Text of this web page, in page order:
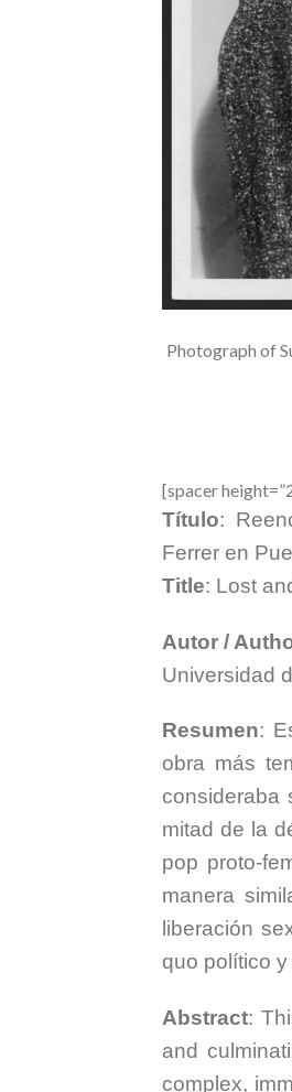
Photograph of
[spacer
Título:
Ferrer en
Title: Lost
Autor /
Universidad
Resumen:
obra más
consideraba
mitad de la
pop proto-
manera
liberación
quo político y
Abstract:
and
complex,